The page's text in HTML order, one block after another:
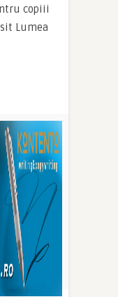
copiii
Lumea